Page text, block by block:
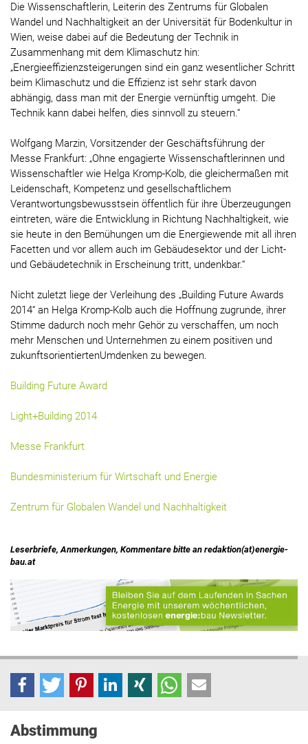
Die Wissenschaftlerin, Leiterin des Zentrums für Globalen
Wandel und Nachhaltigkeit an der Universität für Bodenkultur in
Wien, weise dabei auf die Bedeutung der Technik in
Zusammenhang mit dem Klimaschutz hin:
„Energieeffizienzsteigerungen sind ein ganz wesentlicher Schritt
beim Klimaschutz und die Effizienz ist sehr stark davon
abhängig, dass man mit der Energie vernünftig umgeht. Die
Technik kann dabei helfen, dies sinnvoll zu steuern.“
Wolfgang Marzin, Vorsitzender der Geschäftsführung der
Messe Frankfurt: „Ohne engagierte Wissenschaftlerinnen und
Wissenschaftler wie Helga Kromp-Kolb, die gleichermaßen mit
Leidenschaft, Kompetenz und gesellschaftlichem
Verantwortungsbewusstsein öffentlich für ihre Überzeugungen
eintreten, wäre die Entwicklung in Richtung Nachhaltigkeit, wie
sie heute in den Bemühungen um die Energiewende mit all ihren
Facetten und vor allem auch im Gebäudesektor und der Licht-
und Gebäudetechnik in Erscheinung tritt, undenkbar.“
Nicht zuletzt liege der Verleihung des „Building Future Awards
2014“ an Helga Kromp-Kolb auch die Hoffnung zugrunde, ihrer
Stimme dadurch noch mehr Gehör zu verschaffen, um noch
mehr Menschen und Unternehmen zu einem positiven und
zukunftsorientiertenUmdenken zu bewegen.
Building Future Award
Light+Building 2014
Messe Frankfurt
Bundesministerium für Wirtschaft und Energie
Zentrum für Globalen Wandel und Nachhaltigkeit
Leserbriefe, Anmerkungen, Kommentare bitte an redaktion(at)energie-
bau.at
Abstimmung